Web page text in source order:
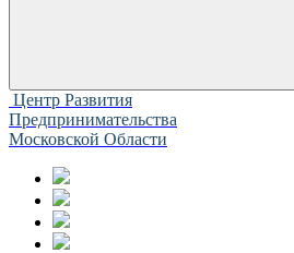
Центр Развития
Предпринимательства
Московской Области